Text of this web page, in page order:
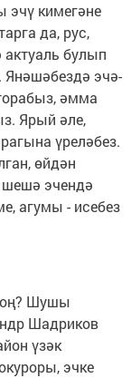
эчү кимегәне
да, рус,
булып
Янәшәбездә эчә-
әмма
Ярый әле,
үреләбез.
өйдән
эчендә
агумы - исебез
Шушы
Шадриков
үзәк
эчке